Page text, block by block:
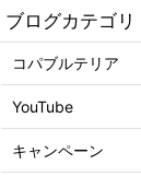
ブログカテゴリ
コパブルテリア
YouTube
キャンペーン